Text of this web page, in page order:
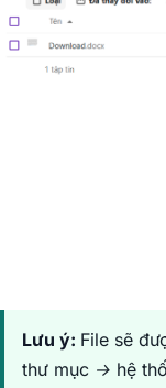
Lưu ý: File sẽ
thư mục → hệ